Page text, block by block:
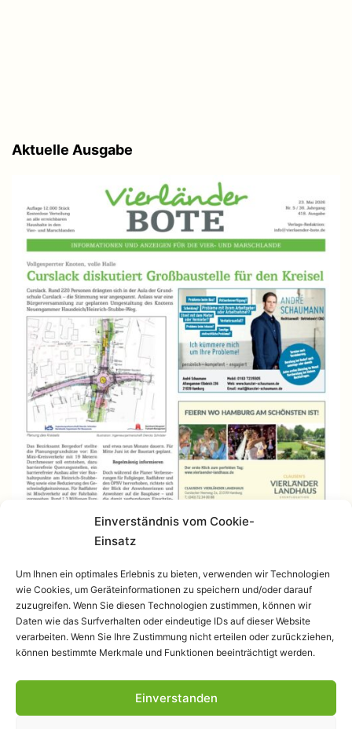
Einverständnis vom Cookie-
Einsatz
Um Ihnen ein optimales Erlebnis zu bieten, verwenden wir Technologien
wie Cookies, um Geräteinformationen zu speichern und/oder darauf
zuzugreifen. Wenn Sie diesen Technologien zustimmen, können wir
Daten wie das Surfverhalten oder eindeutige IDs auf dieser Website
verarbeiten. Wenn Sie Ihre Zustimmung nicht erteilen oder zurückziehen,
können bestimmte Merkmale und Funktionen beeinträchtigt werden.
Einverstanden
Aktuelle Ausgabe